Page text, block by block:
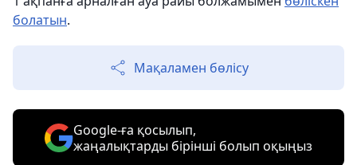
болатын.
Мақаламен бөлісу
Google-ға қосылып,
жаңалықтарды бірінші болып оқыңыз